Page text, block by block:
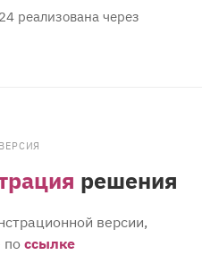
реализована через
решения
версии,
по ссылке